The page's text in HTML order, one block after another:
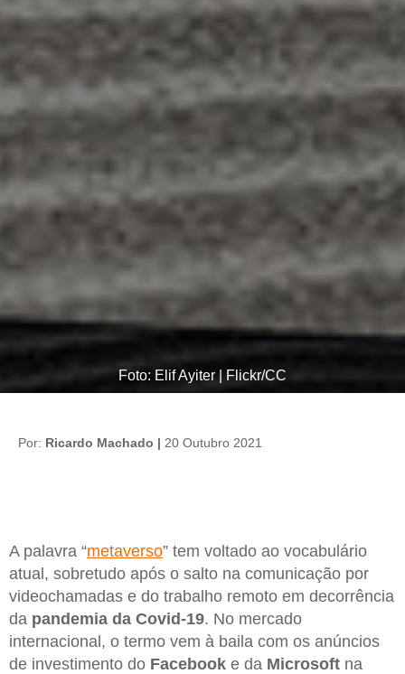
Foto: Elif Ayiter | Flickr/CC
Por: Ricardo Machado | 20 Outubro 2021
A palavra “metaverso” tem voltado ao vocabulário
atual, sobretudo após o salto na comunicação por
videochamadas e do trabalho remoto em decorrência
da pandemia da Covid-19. No mercado
internacional, o termo vem à baila com os anúncios
de investimento do Facebook e da Microsoft na